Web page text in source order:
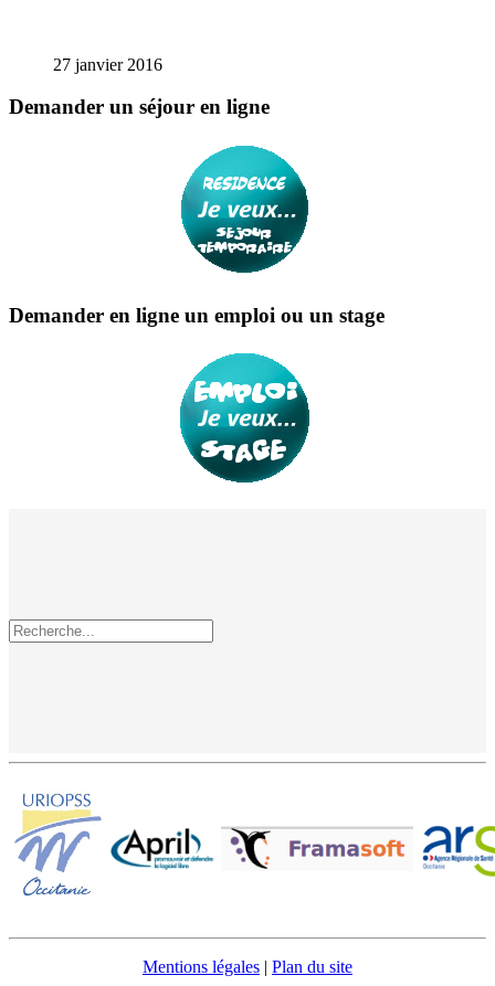
27 janvier 2016
Demander un séjour en ligne
Demander en ligne un emploi ou un stage
Mentions légales | Plan du site